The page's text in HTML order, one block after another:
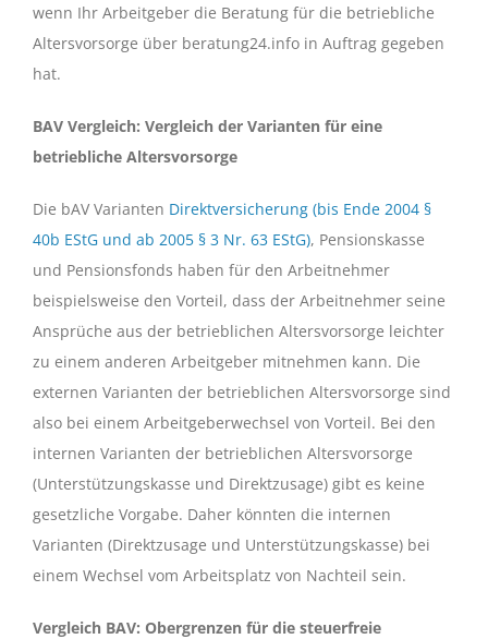
wenn Ihr Arbeitgeber die Beratung für die betriebliche
Altersvorsorge über beratung24.info in Auftrag gegeben
hat.
BAV Vergleich: Vergleich der Varianten für eine
betriebliche Altersvorsorge
Die bAV Varianten Direktversicherung (bis Ende 2004 §
40b EStG und ab 2005 § 3 Nr. 63 EStG), Pensionskasse
und Pensionsfonds haben für den Arbeitnehmer
beispielsweise den Vorteil, dass der Arbeitnehmer seine
Ansprüche aus der betrieblichen Altersvorsorge leichter
zu einem anderen Arbeitgeber mitnehmen kann. Die
externen Varianten der betrieblichen Altersvorsorge sind
also bei einem Arbeitgeberwechsel von Vorteil. Bei den
internen Varianten der betrieblichen Altersvorsorge
(Unterstützungskasse und Direktzusage) gibt es keine
gesetzliche Vorgabe. Daher könnten die internen
Varianten (Direktzusage und Unterstützungskasse) bei
einem Wechsel vom Arbeitsplatz von Nachteil sein.
Vergleich BAV: Obergrenzen für die steuerfreie